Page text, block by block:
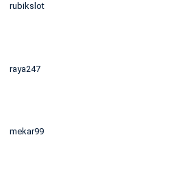
rubikslot
raya247
mekar99